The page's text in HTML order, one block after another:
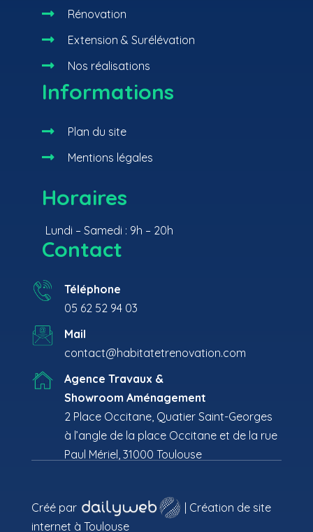
 Rénovation
 Extension & Surélévation
 Nos réalisations
Informations
 Plan du site
 Mentions légales
Horaires
Lundi – Samedi : 9h – 20h
Contact
Téléphone
05 62 52 94 03
Mail
contact@habitatetrenovation.com
Agence Travaux &
Showroom Aménagement
2 Place Occitane, Quatier Saint-Georges
à l’angle de la place Occitane et de la rue
Paul Mériel, 31000 Toulouse
Créé par
| Création de site
internet à Toulouse